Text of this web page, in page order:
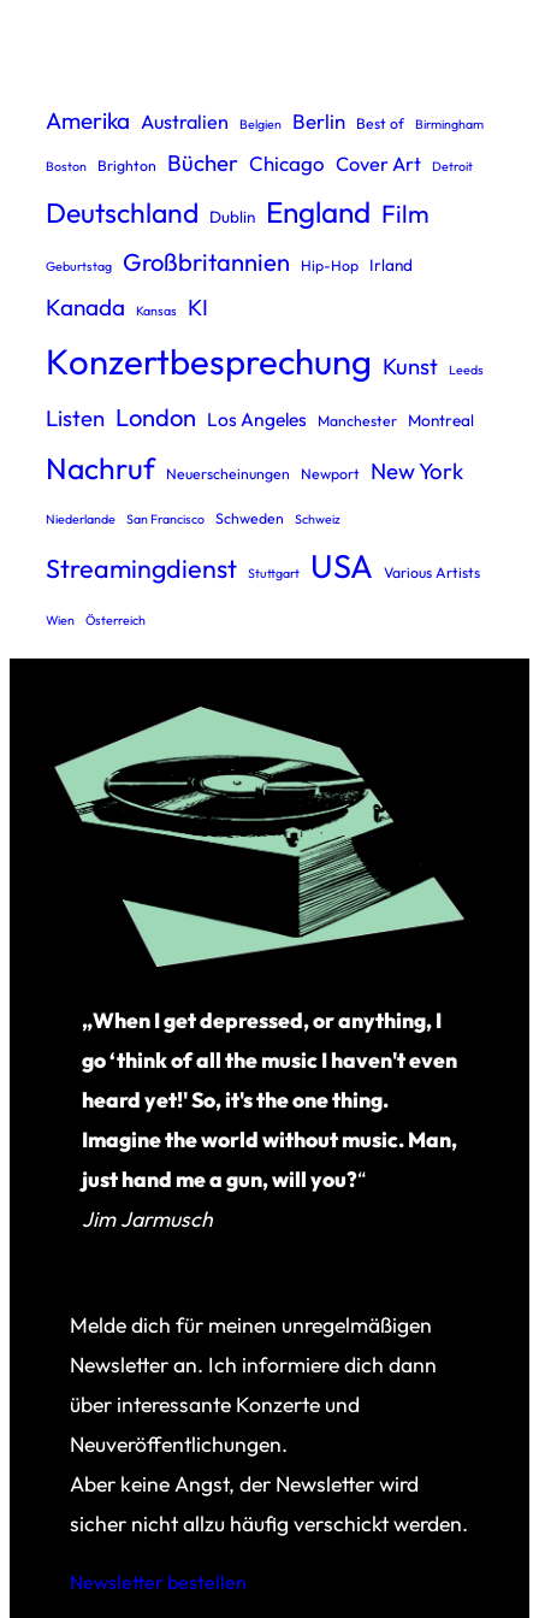
Amerika Australien Belgien Berlin Best of Birmingham
Boston Brighton Bücher Chicago Cover Art Detroit
Deutschland Dublin England Film
Geburtstag Großbritannien Hip-Hop Irland
Kanada Kansas KI
Konzertbesprechung Kunst Leeds
Listen London Los Angeles Manchester Montreal
Nachruf Neuerscheinungen Newport New York
Niederlande San Francisco Schweden Schweiz
Streamingdienst Stuttgart USA Various Artists
Wien Österreich
„When I get depressed, or anything, I
go ‘think of all the music I haven't even
heard yet!' So, it's the one thing.
Imagine the world without music. Man,
just hand me a gun, will you?“
Jim Jarmusch
Melde dich für meinen unregelmäßigen
Newsletter an. Ich informiere dich dann
über interessante Konzerte und
Neuveröffentlichungen.
Aber keine Angst, der Newsletter wird
sicher nicht allzu häufig verschickt werden.
Newsletter bestellen